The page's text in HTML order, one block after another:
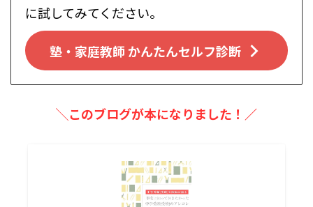
に試してみてください。
塾・家庭教師 かんたんセルフ診断
╲このブログが本になりました！／